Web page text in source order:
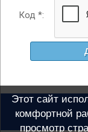
Код *:
Этот сайт
комфортной
просмотр